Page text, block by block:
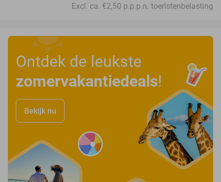
Excl. ca. €2,50 p.p.p.n. toeristenbelasting
Ontdek de leukste
zomervakantiedeals!
Bekijk nu